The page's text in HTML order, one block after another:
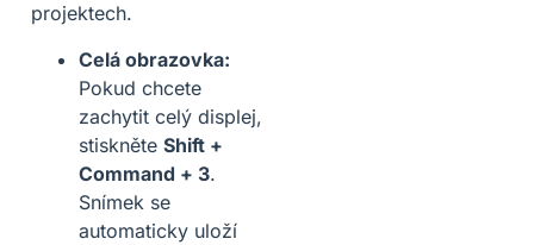
projektech.
Celá obrazovka:
Pokud chcete
zachytit celý displej,
stiskněte Shift +
Command + 3.
Snímek se
automaticky uloží